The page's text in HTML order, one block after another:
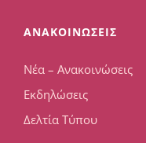
ΑΝΑΚΟΙΝΩΣΕΙΣ
Νέα – Ανακοινώσεις
Εκδηλώσεις
Δελτία Τύπου